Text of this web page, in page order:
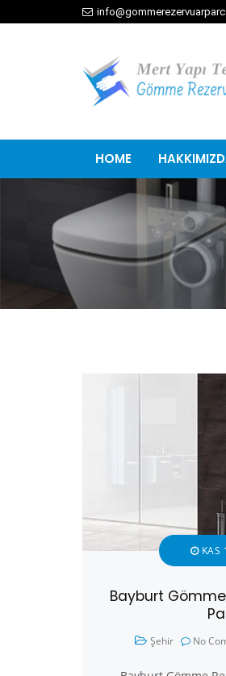
HOME
KAS
Bayburt
Şehir No